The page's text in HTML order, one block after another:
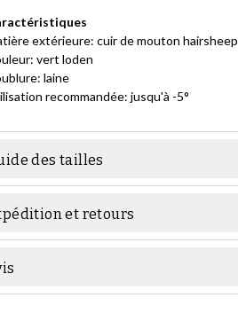
extérieure: cuir de mouton hairsheep
vert loden
laine
recommandée: jusqu'à -5°
des tailles
et retours